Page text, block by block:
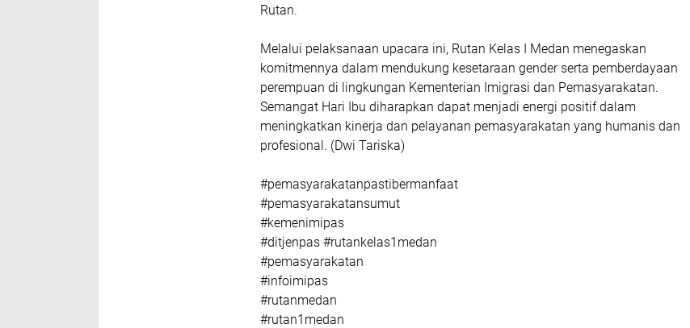
Rutan.
Melalui pelaksanaan upacara ini, Rutan Kelas I Medan menegaskan
komitmennya dalam mendukung kesetaraan gender serta pemberdayaan
perempuan di lingkungan Kementerian Imigrasi dan Pemasyarakatan.
Semangat Hari Ibu diharapkan dapat menjadi energi positif dalam
meningkatkan kinerja dan pelayanan pemasyarakatan yang humanis dan
profesional. (Dwi Tariska)
#pemasyarakatanpastibermanfaat
#pemasyarakatansumut
#kemenimipas
#ditjenpas #rutankelas1medan
#pemasyarakatan
#infoimipas
#rutanmedan
#rutan1medan